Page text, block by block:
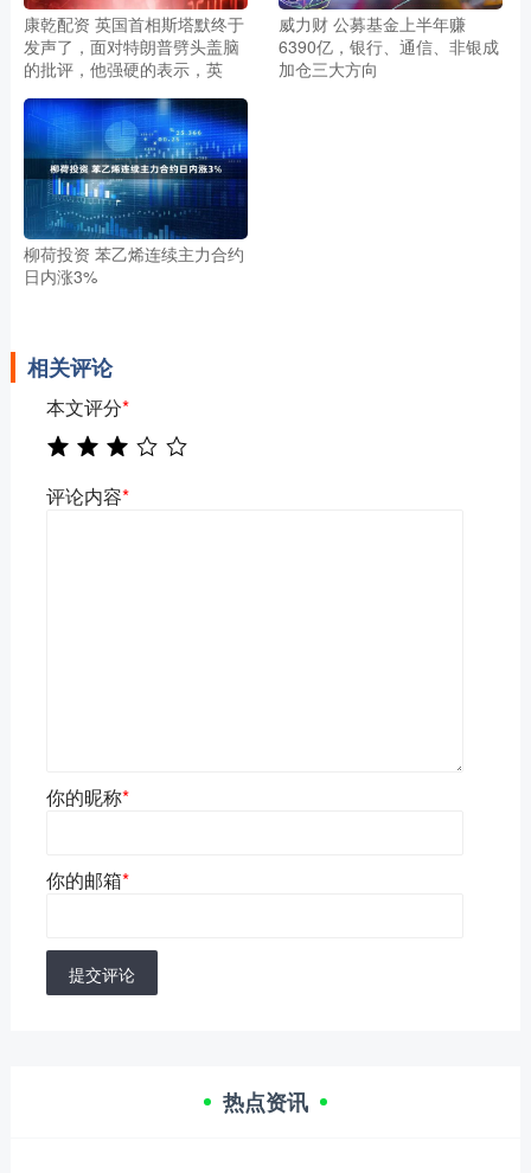
康乾配资 英国首相斯塔默终于
发声了，面对特朗普劈头盖脑
的批评，他强硬的表示，英
威力财 公募基金上半年赚
6390亿，银行、通信、非银成
加仓三大方向
柳荷投资 苯乙烯连续主力合约
日内涨3%
相关评论
本文评分*
评论内容*
你的昵称*
你的邮箱*
提交评论
热点资讯